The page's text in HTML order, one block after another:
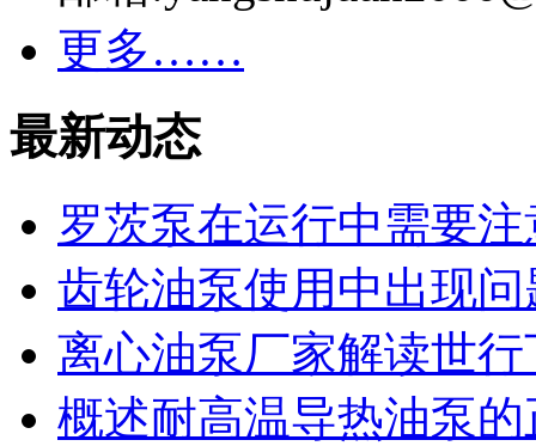
更多……
最新动态
罗茨泵在运行中需要
齿轮油泵使用中出现
离心油泵厂家解读世
概述耐高温导热油泵